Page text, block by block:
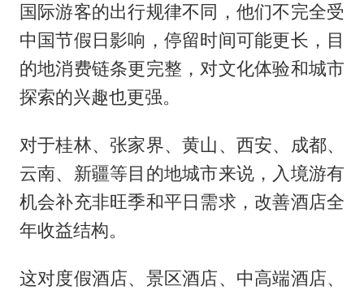
国际游客的出行规律不同，他们不完全受
中国节假日影响，停留时间可能更长，目
的地消费链条更完整，对文化体验和城市
探索的兴趣也更强。
对于桂林、张家界、黄山、西安、成都、
云南、新疆等目的地城市来说，入境游有
机会补充非旺季和平日需求，改善酒店全
年收益结构。
这对度假酒店、景区酒店、中高端酒店、